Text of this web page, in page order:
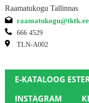
Raamatukogu Tallinnas
raamatukogu@tktk.ee
666 4529
TLN-A002
E-KATALOOG
INSTAGRAM